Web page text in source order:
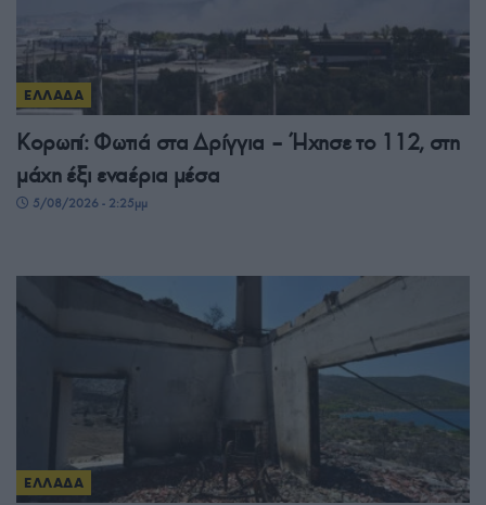
ΕΛΛΑΔΑ
Κορωπί: Φωτιά στα Δρίγγια – Ήχησε το 112, στη
μάχη έξι εναέρια μέσα
5/08/2026 - 2:25μμ
ΕΛΛΑΔΑ